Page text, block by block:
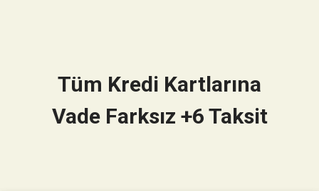
Tüm Kredi Kartlarına
Vade Farksız +6 Taksit